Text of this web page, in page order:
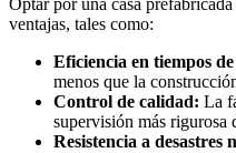
ventajas, tales como:
Eficiencia en tiempos
menos que la
Control de calidad: La
supervisión más rigurosa
Resistencia a desastres